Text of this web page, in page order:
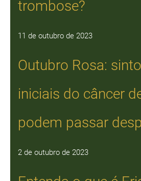
trombose?
11 de outubro de 2023
Outubro Rosa:
iniciais do câncer
podem passar
2 de outubro de 2023